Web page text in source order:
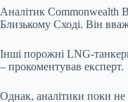
Аналітик Commonwealth
Близькому Сході. Він
Інші порожні LNG-
– прокоментував експерт.
Однак, аналітики поки не